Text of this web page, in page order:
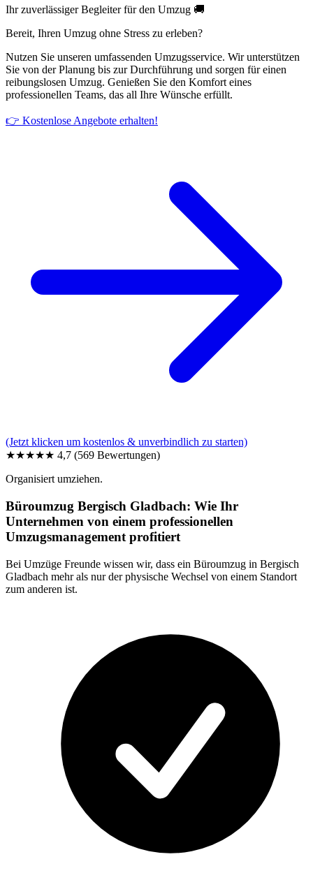
Ihr zuverlässiger Begleiter für den Umzug 🚚
Bereit, Ihren Umzug ohne Stress zu erleben?
Nutzen Sie unseren umfassenden Umzugsservice. Wir unterstützen
Sie von der Planung bis zur Durchführung und sorgen für einen
reibungslosen Umzug. Genießen Sie den Komfort eines
professionellen Teams, das all Ihre Wünsche erfüllt.
👉 Kostenlose Angebote erhalten!
(Jetzt klicken um kostenlos & unverbindlich zu starten)
★★★★★ 4,7 (569 Bewertungen)
Organisiert umziehen.
Büroumzug Bergisch Gladbach: Wie Ihr
Unternehmen von einem professionellen
Umzugsmanagement profitiert
Bei Umzüge Freunde wissen wir, dass ein Büroumzug in Bergisch
Gladbach mehr als nur der physische Wechsel von einem Standort
zum anderen ist.